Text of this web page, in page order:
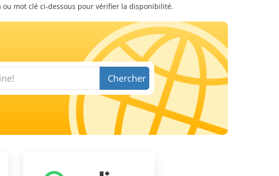
mot clé ci-dessous pour vérifier la disponibilité.
Chercher